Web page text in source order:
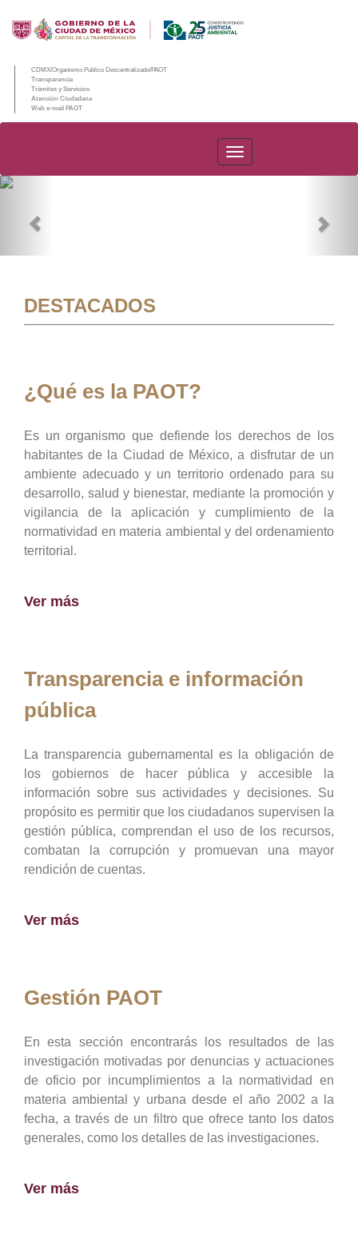
CDMX/Organismo Público Descentralizado/PAOT
Transparencia
Trámites y Servicios
Atención Ciudadana
Web e-mail PAOT
PAOT
DESTACADOS
¿Qué es la PAOT?
Es un organismo que defiende los derechos de los
habitantes de la Ciudad de México, a disfrutar de un
ambiente adecuado y un territorio ordenado para su
desarrollo, salud y bienestar, mediante la promoción y
vigilancia de la aplicación y cumplimiento de la
normatividad en materia ambiental y del ordenamiento
territorial.
Ver más
Transparencia e información
pública
La transparencia gubernamental es la obligación de
los gobiernos de hacer pública y accesible la
información sobre sus actividades y decisiones. Su
propósito es permitir que los ciudadanos supervisen la
gestión pública, comprendan el uso de los recursos,
combatan la corrupción y promuevan una mayor
rendición de cuentas.
Ver más
Gestión PAOT
En esta sección encontrarás los resultados de las
investigación motivadas por denuncias y actuaciones
de oficio por incumplimientos a la normatividad en
materia ambiental y urbana desde el año 2002 a la
fecha, a través de un filtro que ofrece tanto los datos
generales, como los detalles de las investigaciones.
Ver más